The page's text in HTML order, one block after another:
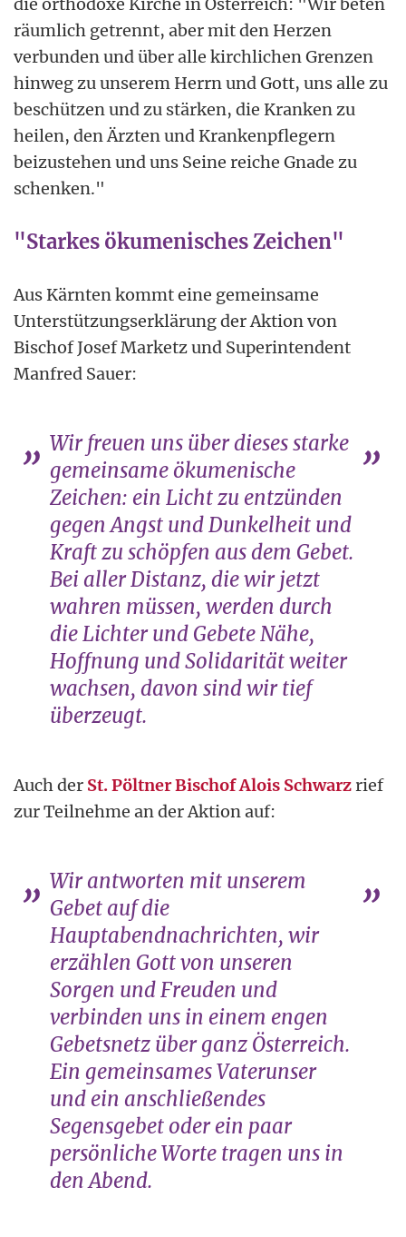
räumlich getrennt, aber mit den Herzen
verbunden und über alle kirchlichen Grenzen
hinweg zu unserem Herrn und Gott, uns alle zu
beschützen und zu stärken, die Kranken zu
heilen, den Ärzten und Krankenpflegern
beizustehen und uns Seine reiche Gnade zu
schenken."
"Starkes ökumenisches Zeichen"
Aus Kärnten kommt eine gemeinsame
Unterstützungserklärung der Aktion von
Bischof Josef Marketz und Superintendent
Manfred Sauer:
Wir freuen uns über dieses starke
gemeinsame ökumenische
Zeichen: ein Licht zu entzünden
gegen Angst und Dunkelheit und
Kraft zu schöpfen aus dem Gebet.
Bei aller Distanz, die wir jetzt
wahren müssen, werden durch
die Lichter und Gebete Nähe,
Hoffnung und Solidarität weiter
wachsen, davon sind wir tief
überzeugt.
Auch der St. Pöltner Bischof Alois Schwarzrief
zur Teilnehme an der Aktion auf:
Wir antworten mit unserem
Gebet auf die
Hauptabendnachrichten, wir
erzählen Gott von unseren
Sorgen und Freuden und
verbinden uns in einem engen
Gebetsnetz über ganz Österreich.
Ein gemeinsames Vaterunser
und ein anschließendes
Segensgebet oder ein paar
persönliche Worte tragen uns in
den Abend.